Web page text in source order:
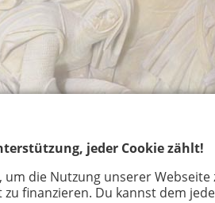
jeder Cookie zählt!
um die Nutzung unserer
finanzieren. Du kannst dem